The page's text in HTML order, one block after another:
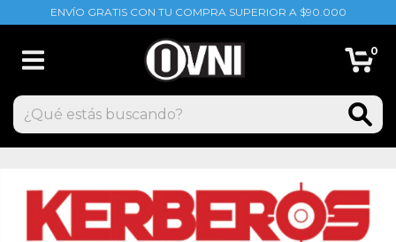
ENVÍO GRATIS CON TU COMPRA SUPERIOR A $90.000
0